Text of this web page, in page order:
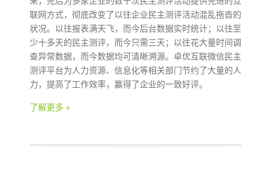
联网方式，彻底改变了以往企业民主测评活动混乱拖沓的
状况。以往报表满天飞，而今后台数据实时统计；以往至
少十多天的民主测评，而今只需三天；以往花大量时间调
查异常数据，而今数据均可清晰溯源。卓优互联微信民主
测评平台为人力资源、信息化等相关部门节约了大量的人
力，提高了工作效率，赢得了企业的一致好评。
了解更多 »